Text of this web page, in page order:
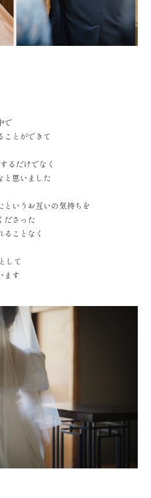
で
ことができて
るだけでなく
と思いました
というお互いの気持ちを
ださった
ことなく
して
ます